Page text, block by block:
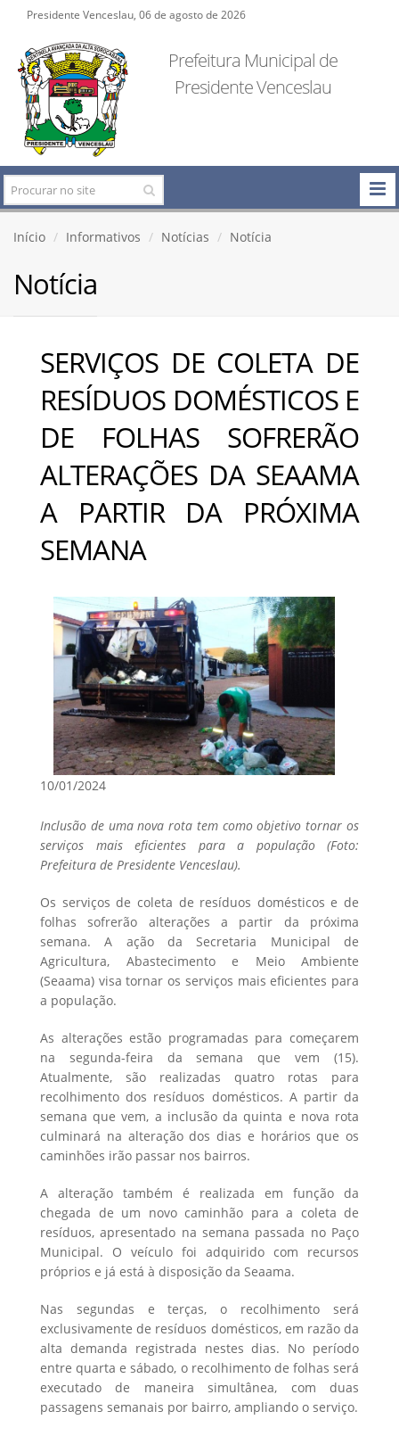
Presidente Venceslau, 06 de agosto de 2026
Prefeitura Municipal de
Presidente Venceslau
Início Informativos Notícias Notícia
Notícia
SERVIÇOS DE COLETA DE
RESÍDUOS DOMÉSTICOS E
DE FOLHAS SOFRERÃO
ALTERAÇÕES DA SEAAMA
A PARTIR DA PRÓXIMA
SEMANA
10/01/2024
Inclusão de uma nova rota tem como objetivo tornar os
serviços mais eficientes para a população (Foto:
Prefeitura de Presidente Venceslau).
Os serviços de coleta de resíduos domésticos e de
folhas sofrerão alterações a partir da próxima
semana. A ação da Secretaria Municipal de
Agricultura, Abastecimento e Meio Ambiente
(Seaama) visa tornar os serviços mais eficientes para
a população.
As alterações estão programadas para começarem
na segunda-feira da semana que vem (15).
Atualmente, são realizadas quatro rotas para
recolhimento dos resíduos domésticos. A partir da
semana que vem, a inclusão da quinta e nova rota
culminará na alteração dos dias e horários que os
caminhões irão passar nos bairros.
A alteração também é realizada em função da
chegada de um novo caminhão para a coleta de
resíduos, apresentado na semana passada no Paço
Municipal. O veículo foi adquirido com recursos
próprios e já está à disposição da Seaama.
Nas segundas e terças, o recolhimento será
exclusivamente de resíduos domésticos, em razão da
alta demanda registrada nestes dias. No período
entre quarta e sábado, o recolhimento de folhas será
executado de maneira simultânea, com duas
passagens semanais por bairro, ampliando o serviço.